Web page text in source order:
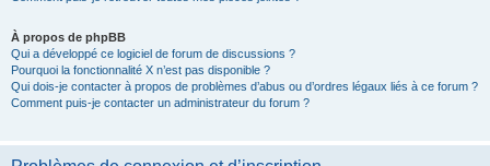
À propos de phpBB
Qui a développé ce logiciel de forum de discussions ?
Pourquoi la fonctionnalité X n’est pas disponible ?
Qui dois-je contacter à propos de problèmes d’abus ou d’ordres légaux liés à ce forum ?
Comment puis-je contacter un administrateur du forum ?